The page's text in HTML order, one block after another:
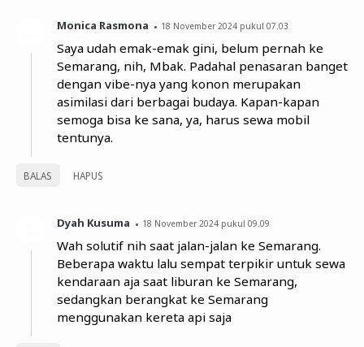
Monica Rasmona 18 November 2024 pukul 07.03
Saya udah emak-emak gini, belum pernah ke
Semarang, nih, Mbak. Padahal penasaran banget
dengan vibe-nya yang konon merupakan
asimilasi dari berbagai budaya. Kapan-kapan
semoga bisa ke sana, ya, harus sewa mobil
tentunya.
BALAS HAPUS
Dyah Kusuma 18 November 2024 pukul 09.09
Wah solutif nih saat jalan-jalan ke Semarang.
Beberapa waktu lalu sempat terpikir untuk sewa
kendaraan aja saat liburan ke Semarang,
sedangkan berangkat ke Semarang
menggunakan kereta api saja